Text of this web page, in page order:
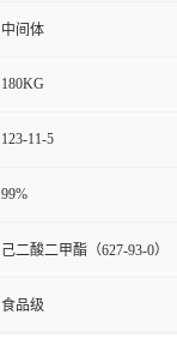
中间体
180KG
123-11-5
99%
己二酸二甲酯（627-93-0）
食品级